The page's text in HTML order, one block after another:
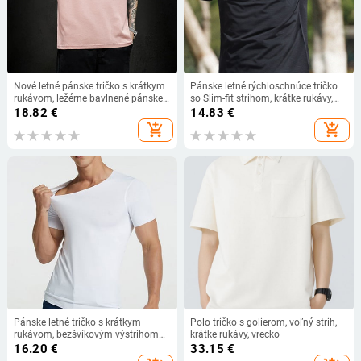
Nové letné pánske tričko s krátkym
rukávom, ležérne bavlnené pánske
streetwear topy, módne
jednofarebné tričko s krátkym
rukávom a hip hopom
18.82 €
add_shopping_cart
Pánske letné rýchloschnúce tričko
so Slim-fit strihom, krátke rukávy,
okrúhly výstrih, zmes polyesteru
14.83 €
add_shopping_cart
Pánske letné tričko s krátkym
rukávom, bezšvíkovým výstrihom
do V a náprsným golierom M-5XL,
jednofarebné, ultratenké, športové,
16.20 €
Polo tričko s golierom, voľný strih,
krátke rukávy, vrecko
33.15 €